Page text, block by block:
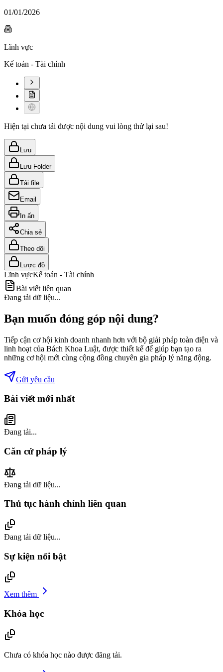
01/01/2026
Lĩnh vực
Kế toán - Tài chính
Hiện tại chưa tải được nội dung vui lòng thử lại sau!
Lưu
Lưu Folder
Tải file
Email
In ấn
Chia sẻ
Theo dõi
Lược đồ
Lĩnh vựcKế toán - Tài chính
Bài viết liên quan
Đang tải dữ liệu...
Bạn muốn đóng góp nội dung?
Tiếp cận cơ hội kinh doanh nhanh hơn với bộ giải pháp toàn diện và
linh hoạt của Bách Khoa Luật, được thiết kế để giúp bạn tạo ra
những cơ hội mới cùng cộng đồng chuyên gia pháp lý năng động.
Gửi yêu cầu
Bài viết mới nhất
Đang tải...
Căn cứ pháp lý
Đang tải dữ liệu...
Thủ tục hành chính liên quan
Đang tải dữ liệu...
Sự kiện nổi bật
Xem thêm
Khóa học
Chưa có khóa học nào được đăng tải.